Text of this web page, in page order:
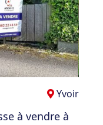
Yvoir
à vendre à